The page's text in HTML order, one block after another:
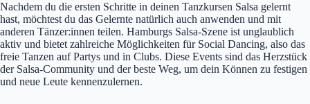
Nachdem du die ersten Schritte in deinen Tanzkursen Salsa gelernt
hast, möchtest du das Gelernte natürlich auch anwenden und mit
anderen Tänzer:innen teilen. Hamburgs Salsa-Szene ist unglaublich
aktiv und bietet zahlreiche Möglichkeiten für Social Dancing, also das
freie Tanzen auf Partys und in Clubs. Diese Events sind das Herzstück
der Salsa-Community und der beste Weg, um dein Können zu festigen
und neue Leute kennenzulernen.